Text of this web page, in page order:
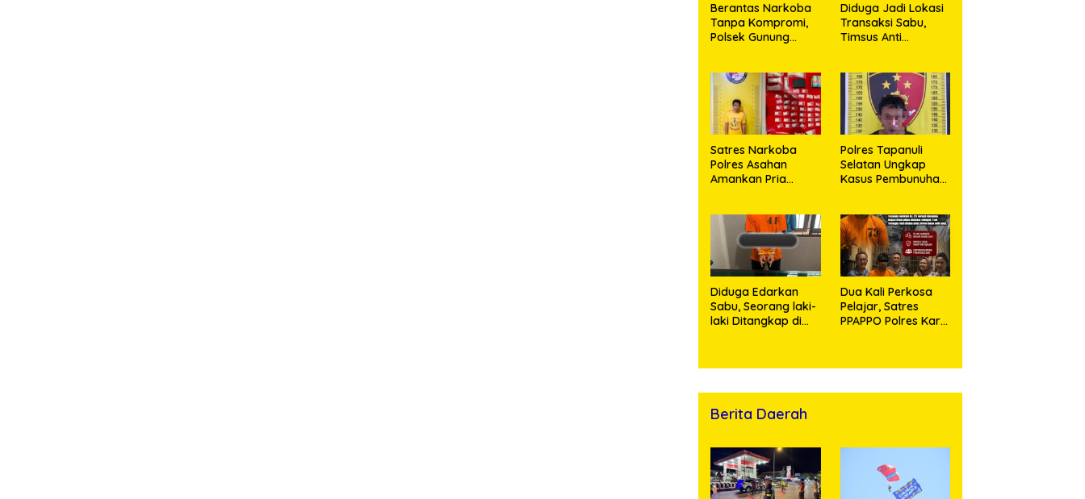
Berantas Narkoba
Tanpa Kompromi,
Polsek Gunung
Nagori Karangsari
Diduga Jadi Lokasi
Transaksi Sabu,
Timsus Anti
Seorang Pria
dengan Barang
Bukti 63,67 Gram
Sabu
Satres Narkoba
Polres Asahan
Amankan Pria
Bukti
Polres Tapanuli
Selatan Ungkap
Kasus Pembunuhan
Anak, Pelaku
Ditangkap
Diduga Edarkan
Sabu, Seorang laki-
laki Ditangkap di
Klip
Dua Kali Perkosa
Pelajar, Satres
PPAPPO Polres Karo
Berita Daerah